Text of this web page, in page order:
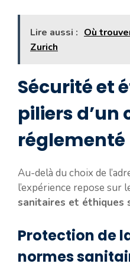
Lire aussi : Où
Zurich
Sécurité et
piliers d’un
réglementé
Au-delà du choix de
l’expérience repose sur
sanitaires et éthiques
Protection de
normes